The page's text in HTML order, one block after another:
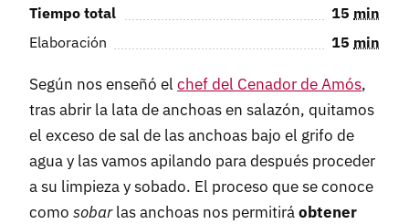
Tiempo total 15 min
Elaboración
15 min
Según nos enseñó el chef del Cenador de Amós,
tras abrir la lata de anchoas en salazón, quitamos
el exceso de sal de las anchoas bajo el grifo de
agua y las vamos apilando para después proceder
a su limpieza y sobado. El proceso que se conoce
como sobarlas anchoas nos permitiráobtener